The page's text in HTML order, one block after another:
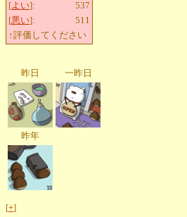
[よい]:
537
[悪い]:
511
↑評価してください
昨日 一昨日
昨年
[+]